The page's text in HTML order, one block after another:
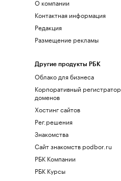
О компании
Контактная информация
Редакция
Размещение рекламы
Другие продукты РБК
Облако для бизнеса
Корпоративный регистратор
доменов
Хостинг сайтов
Рег.решения
Знакомства
Сайт знакомств podbor.ru
РБК Компании
РБК Курсы